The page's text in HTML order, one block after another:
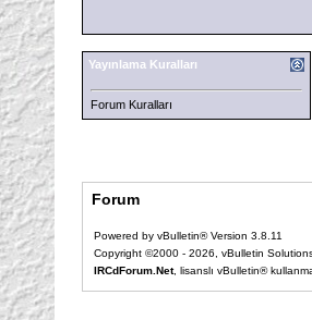
Yayınlama Kuralları
Forum Kuralları
Forum
Powered by vBulletin® Version 3.8.11
Copyright ©2000 - 2026, vBulletin
IRCdForum.Net, lisanslı vBulletin®